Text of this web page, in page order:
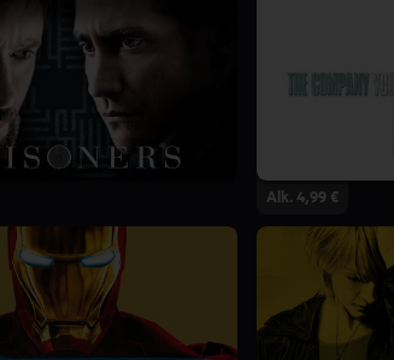
Alk. 4,99 €